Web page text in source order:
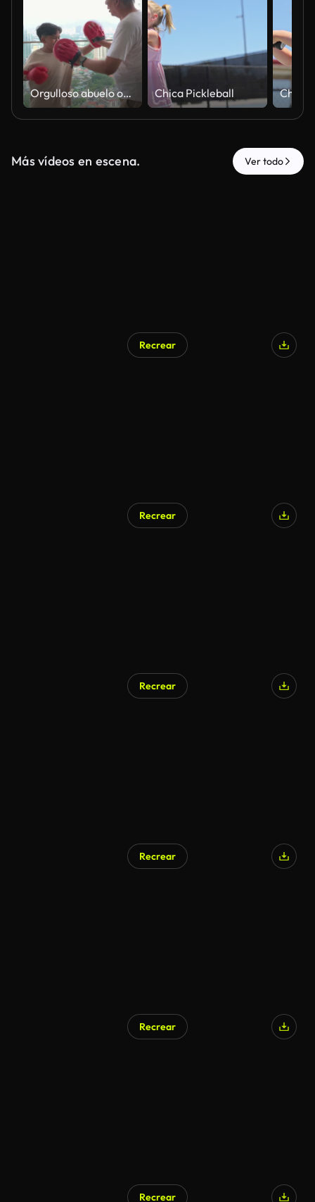
Orgulloso abuelo observando a su pequeño nieto posando con guantes de boxeo rojos Chica Pickleball Chica
Más vídeos en escena. Ver todo
Recrear
Recrear
Recrear
Recrear
Recrear
Recrear